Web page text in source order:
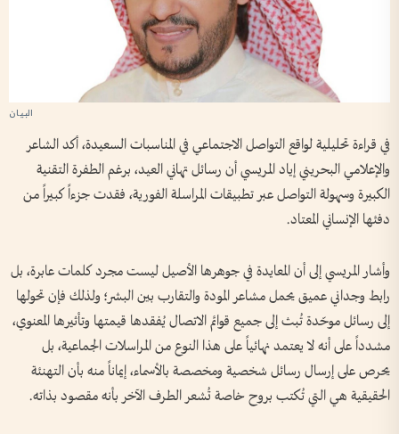
في قراءة تحليلية لواقع التواصل الاجتماعي في المناسبات السعيدة، أكد الشاعر
والإعلامي البحريني إياد المريسي أن رسائل تهاني العيد، برغم الطفرة التقنية
الكبيرة وسهولة التواصل عبر تطبيقات المراسلة الفورية، فقدت جزءاً كبيراً من
دفئها الإنساني المعتاد.
وأشار المريسي إلى أن المعايدة في جوهرها الأصيل ليست مجرد كلمات عابرة، بل
رابط وجداني عميق يحمل مشاعر المودة والتقارب بين البشر؛ ولذلك فإن تحولها
إلى رسائل موحّدة تُبث إلى جميع قوائم الاتصال يُفقدها قيمتها وتأثيرها المعنوي،
مشدداً على أنه لا يعتمد نهائياً على هذا النوع من المراسلات الجماعية، بل
يحرص على إرسال رسائل شخصية ومخصصة بالأسماء، إيماناً منه بأن التهنئة
الحقيقية هي التي تُكتب بروح خاصة تُشعر الطرف الآخر بأنه مقصود بذاته.